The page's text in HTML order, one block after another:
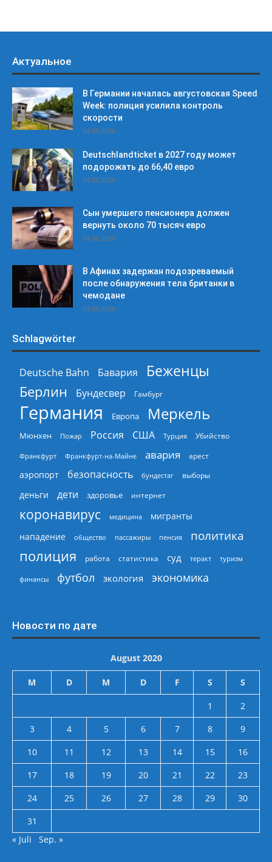
Актуальное
В Германии началась августовская Speed
Week: полиция усилила контроль
скорости
04.08.2026
Deutschlandticket в 2027 году может
подорожать до 66,40 евро
04.08.2026
Сын умершего пенсионера должен
вернуть около 70 тысяч евро
04.08.2026
В Афинах задержан подозреваемый
после обнаружения тела британки в
чемодане
04.08.2026
Schlagwörter
Deutsche Bahn Бавария
Беженцы
Берлин
Бундесвер Гамбург
Германия Европа Меркель
Мюнхен Пожар Россия США Турция Убийство
Франкфурт Франкфурт-на-Майне авария арест
аэропорт безопасность бундестаг выборы
деньги дети здоровье интернет
коронавирус медицина
мигранты
нападение
общество пассажиры пенсия политика
полиция работа статистика суд теракт туризм
финансы футбол экология экономика
Новости по дате
August 2020
M D M D F S S
1
2
3
4 5 6 7 8
9
10
11 12 13 14 15
16
17
18 19 20 21 22
23
24
25 26 27 28 29
30
31
« Juli
Sep. »